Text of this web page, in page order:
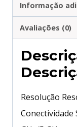
Informação
Avaliações (0)
Resolução
Conectividade